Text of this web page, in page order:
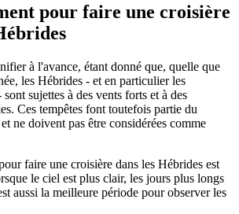
pour faire une croisière
à l'avance, étant donné que, quelle que
les Hébrides - et en particulier les
sujettes à des vents forts et à des
Ces tempêtes font toutefois partie du
ne doivent pas être considérées comme
faire une croisière dans les Hébrides est
le ciel est plus clair, les jours plus longs
aussi la meilleure période pour observer les